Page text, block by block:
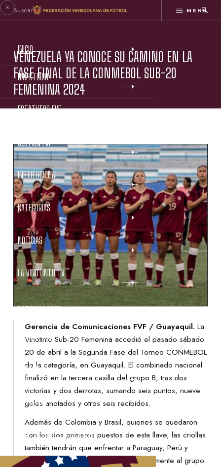
MENÚ
INICIO
DIRECTORIO
ESTATUTOS FVF
GESTIÓN FVF
INSTITUCIONAL
CATEGORÍAS
NOTICIAS
LA VINOTINTO TV
NOTIFICACIONES
NORMATIVAS
CONTACTO
DENUNCIAS
PROTECCIÓN DE LA INFANCIA
VENEZUELA YA CONOCE SU CAMINO EN LA
FASE FINAL DE LA CONMEBOL SUB-20
FEMENINA 2024
Gerencia de Comunicaciones FVF / Guayaquil.La
Vinotinto Sub-20 Femenina accedió el pasado sábado
20 de abril a la Segunda Fase del Torneo CONMEBOL
de la categoría, en Guayaquil. El combinado nacional
finalizó en la tercera casilla del grupo B, tras dos
victorias y dos derrotas, sumando seis puntos, nueve
goles anotados y otros seis recibidos.
Además de Colombia y Brasil, quienes se quedaron
con los dos primeros puestos de esta llave, las criollas
también tendrán que enfrentar a Paraguay, Perú y
Argentina, quienes lideraron respectivamente al grupo